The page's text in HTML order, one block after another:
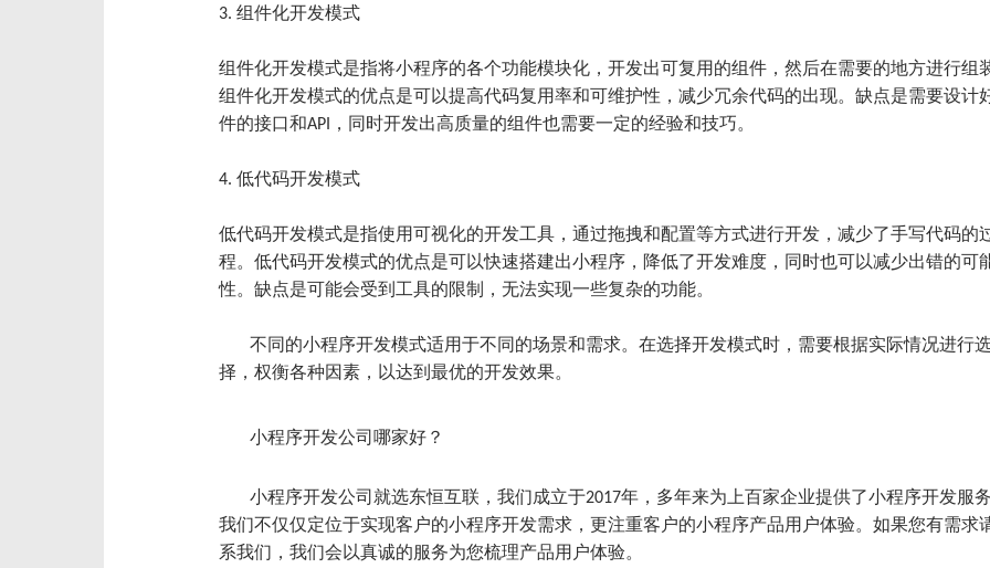
3. 组件化开发模式
组件化开发模式是指将小程序的各个功能模块化，开发出可复用的组件，然后在需要的地方进行组
组件化开发模式的优点是可以提高代码复用率和可维护性，减少冗余代码的出现。缺点是需要设计
件的接口和API，同时开发出高质量的组件也需要一定的经验和技巧。
4. 低代码开发模式
低代码开发模式是指使用可视化的开发工具，通过拖拽和配置等方式进行开发，减少了手写代码的
程。低代码开发模式的优点是可以快速搭建出小程序，降低了开发难度，同时也可以减少出错的可
性。缺点是可能会受到工具的限制，无法实现一些复杂的功能。
不同的小程序开发模式适用于不同的场景和需求。在选择开发模式时，需要根据实际情况进行
择，权衡各种因素，以达到最优的开发效果。
小程序开发公司哪家好？
小程序开发公司就选东恒互联，我们成立于2017年，多年来为上百家企业提供了小程序开发服务
我们不仅仅定位于实现客户的小程序开发需求，更注重客户的小程序产品用户体验。如果您有需求
系我们，我们会以真诚的服务为您梳理产品用户体验。